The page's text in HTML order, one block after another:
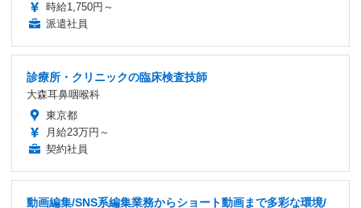
時給1,750円～
派遣社員
診療所・クリニックの臨床検査技師
大森耳鼻咽喉科
東京都
月給23万円～
契約社員
動画編集/SNS系編集業務からショート動画まで多彩な環境/